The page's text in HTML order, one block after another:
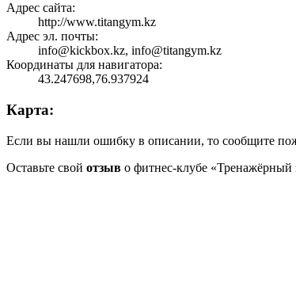
Адрес сайта:
http://www.titangym.kz
Адрес эл. почты:
info@kickbox.kz, info@titangym.kz
Координаты для навигатора:
43.247698,76.937924
Карта:
Если вы нашли ошибку в описании, то сообщите
Оставьте свой отзыв о фитнес-клубе «Тренажёрный